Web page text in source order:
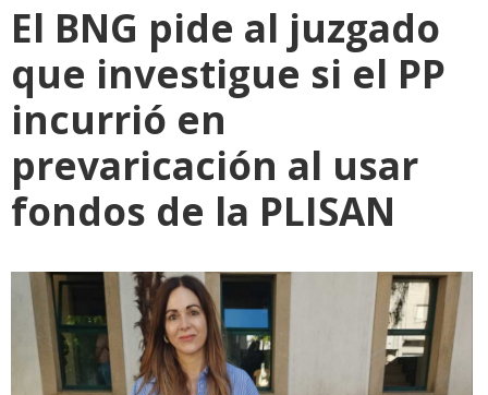
El BNG pide al juzgado
que investigue si el PP
incurrió en
prevaricación al usar
fondos de la PLISAN